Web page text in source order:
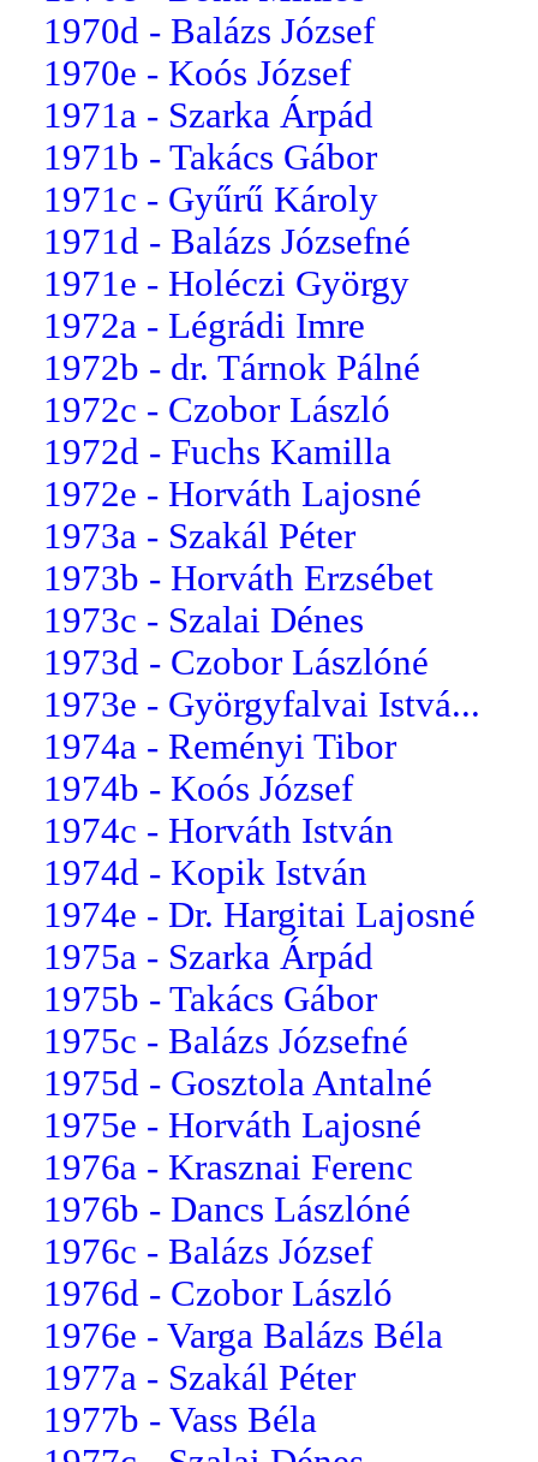
1970d - Balázs József
1970e - Koós József
1971a - Szarka Árpád
1971b - Takács Gábor
1971c - Gyűrű Károly
1971d - Balázs Józsefné
1971e - Holéczi György
1972a - Légrádi Imre
1972b - dr. Tárnok Pálné
1972c - Czobor László
1972d - Fuchs Kamilla
1972e - Horváth Lajosné
1973a - Szakál Péter
1973b - Horváth Erzsébet
1973c - Szalai Dénes
1973d - Czobor Lászlóné
1973e - Györgyfalvai Istvá...
1974a - Reményi Tibor
1974b - Koós József
1974c - Horváth István
1974d - Kopik István
1974e - Dr. Hargitai Lajosné
1975a - Szarka Árpád
1975b - Takács Gábor
1975c - Balázs Józsefné
1975d - Gosztola Antalné
1975e - Horváth Lajosné
1976a - Krasznai Ferenc
1976b - Dancs Lászlóné
1976c - Balázs József
1976d - Czobor László
1976e - Varga Balázs Béla
1977a - Szakál Péter
1977b - Vass Béla